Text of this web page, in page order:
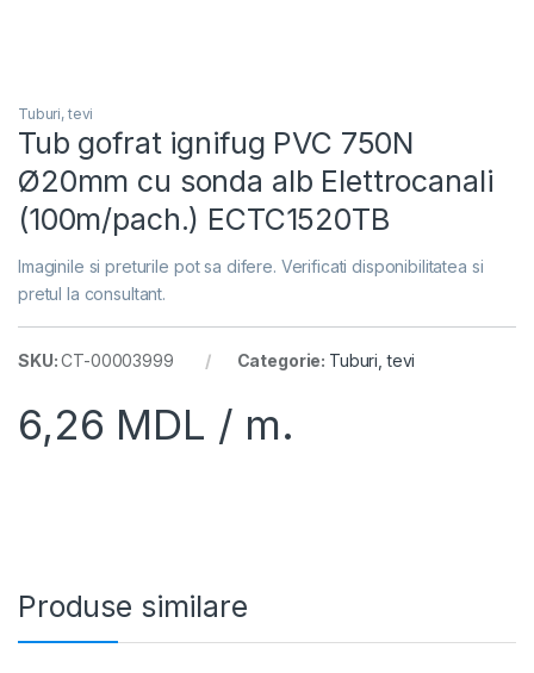
Tuburi, tevi
Tub gofrat ignifug PVC 750N
Ø20mm cu sonda alb Elettrocanali
(100m/pach.) ECTC1520TB
Imaginile si preturile pot sa difere. Verificati disponibilitatea si
pretul la consultant.
SKU:CT-00003999 Categorie: Tuburi, tevi
6,26 MDL / m.
Produse similare